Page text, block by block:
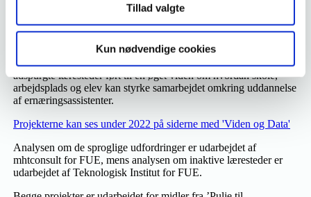
Tillad valgte
Kun nødvendige cookies
en opgørelse udarbejdet af FUE viste, at 504 af de i alt 787
godkendte læresteder var inaktive og ikke havde haft en elev
at få undersøgt baggrunden for denne tilsyneladende store andel
af inaktive læresteder. Analysen har gennem en survey hos de
adspurgte læresteder ført til en øget viden om hvordan skole,
arbejdsplads og elev kan styrke samarbejdet omkring uddannelse
af ernæringsassistenter.
Projekterne kan ses under 2022 på siderne med 'Viden og Data'
Analysen om de sproglige udfordringer er udarbejdet af
mhtconsult for FUE, mens analysen om inaktive læresteder er
udarbejdet af Teknologisk Institut for FUE.